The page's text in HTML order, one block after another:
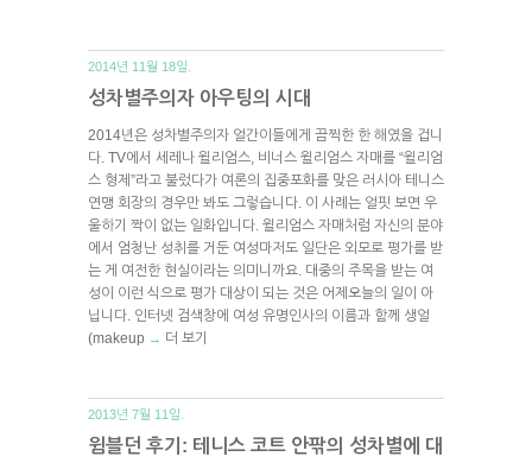
2014년 11월 18일.
성차별주의자 아우팅의 시대
2014년은 성차별주의자 얼간이들에게 끔찍한 한 해였을 겁니
다. TV에서 세레나 윌리엄스, 비너스 윌리엄스 자매를 “윌리엄
스 형제”라고 불렀다가 여론의 집중포화를 맞은 러시아 테니스
연맹 회장의 경우만 봐도 그렇습니다. 이 사례는 얼핏 보면 우
울하기 짝이 없는 일화입니다. 윌리엄스 자매처럼 자신의 분야
에서 엄청난 성취를 거둔 여성마저도 일단은 외모로 평가를 받
는 게 여전한 현실이라는 의미니까요. 대중의 주목을 받는 여
성이 이런 식으로 평가 대상이 되는 것은 어제오늘의 일이 아
닙니다. 인터넷 검색창에 여성 유명인사의 이름과 함께 생얼
(makeup → 더 보기
2013년 7월 11일.
윔블던 후기: 테니스 코트 안팎의 성차별에 대